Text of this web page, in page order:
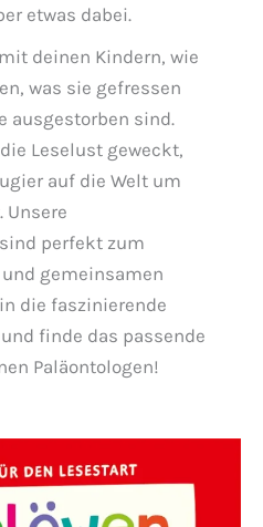
etwas dabei.
deinen Kindern, wie
was sie gefressen
ausgestorben sind.
Leselust geweckt,
auf die Welt um
Unsere
perfekt zum
gemeinsamen
die faszinierende
finde das passende
Paläontologen!